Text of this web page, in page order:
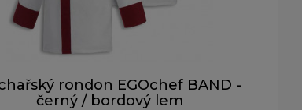
rondon EGOchef BAND -
černý / bordový lem